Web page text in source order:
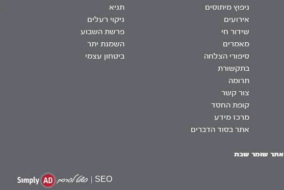
ניפוץ מיתוסים
אירועים
שידור חי
מאמרים
סיפורי הצלחה
בתקשורת
תרומה
צור קשר
קופת החסד
מרכז מידע
אתר בסוד הדברים
תניא
ניקוי רעלים
פרשת השבוע
השמנת יתר
ביטחון עצמי
אתר שומר שבת
SEO